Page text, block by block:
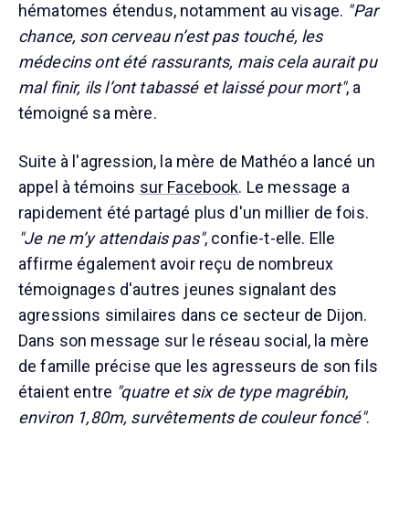
hématomes étendus, notamment au visage. "Par
chance, son cerveau n’est pas touché, les
médecins ont été rassurants, mais cela aurait pu
mal finir, ils l’ont tabassé et laissé pour mort", a
témoigné sa mère.
Suite à l'agression, la mère de Mathéo a lancé un
appel à témoins sur Facebook. Le message a
rapidement été partagé plus d'un millier de fois.
"Je ne m’y attendais pas", confie-t-elle. Elle
affirme également avoir reçu de nombreux
témoignages d'autres jeunes signalant des
agressions similaires dans ce secteur de Dijon.
Dans son message sur le réseau social, la mère
de famille précise que les agresseurs de son fils
étaient entre "quatre et six de type magrébin,
environ 1,80m, survêtements de couleur foncé".